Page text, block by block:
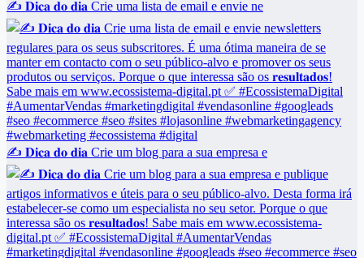
✍️ 𝐃𝐢𝐜𝐚 𝐝𝐨 𝐝𝐢𝐚 Crie uma lista de email e envie ne
✍️ 𝐃𝐢𝐜𝐚 𝐝𝐨 𝐝𝐢𝐚 Crie um blog para a sua empresa e